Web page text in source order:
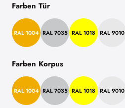
Farben Tür
RAL 1004 RAL 7035 RAL 1018 RAL 9010
Farben Korpus
RAL 1004 RAL 7035 RAL 1018 RAL 9010